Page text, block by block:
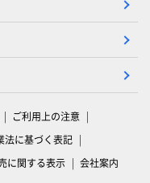
ご利用上の注意
法に基づく表記
に関する表示 会社案内